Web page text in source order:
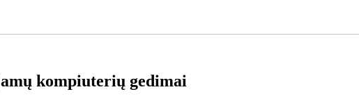
kompiuterių gedimai